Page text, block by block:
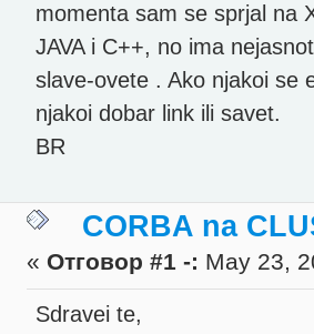
momenta sam se sprjal na
JAVA i C++, no ima
slave-ovete . Ako njakoi se
njakoi dobar link ili savet.
BR
CORBA na
« Отговор #1 -: May 23,
Sdravei te,